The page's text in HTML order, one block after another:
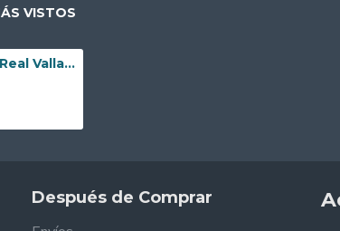
VISTOS
Camiseta Barata Real Valladolid Third Tercera Equipación 2025/26 Equipación con Parche La Liga
Después de Comprar